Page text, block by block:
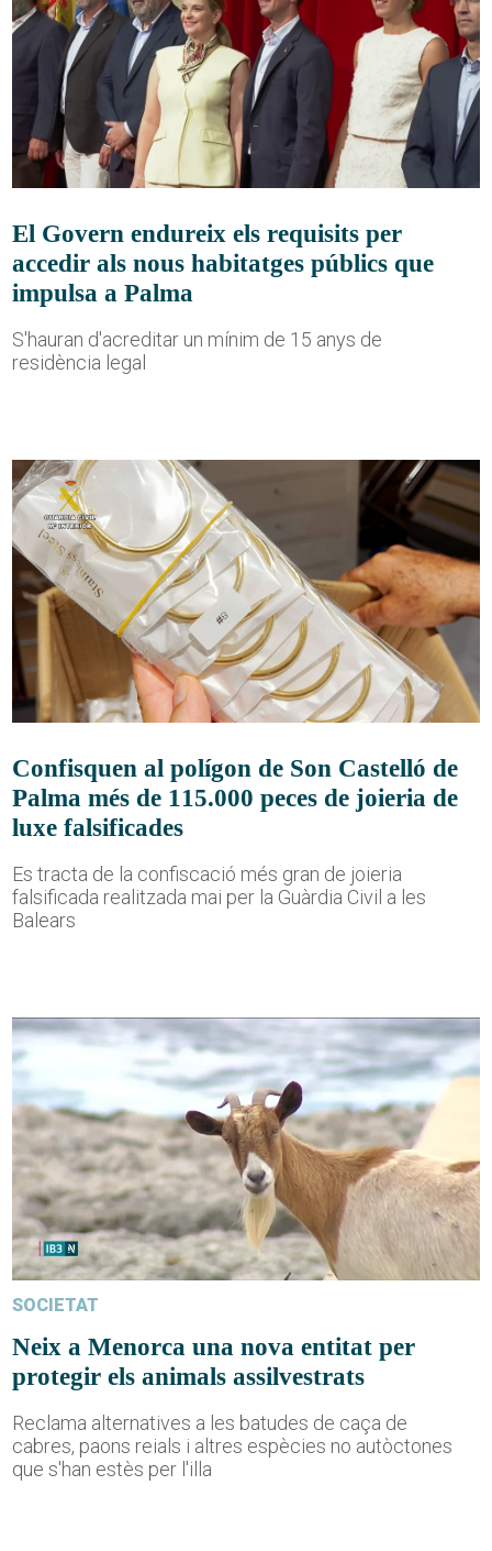
El Govern endureix els requisits per
accedir als nous habitatges públics que
impulsa a Palma
S'hauran d'acreditar un mínim de 15 anys de
residència legal
Confisquen al polígon de Son Castelló de
Palma més de 115.000 peces de joieria de
luxe falsificades
Es tracta de la confiscació més gran de joieria
falsificada realitzada mai per la Guàrdia Civil a les
Balears
SOCIETAT
Neix a Menorca una nova entitat per
protegir els animals assilvestrats
Reclama alternatives a les batudes de caça de
cabres, paons reials i altres espècies no autòctones
que s'han estès per l'illa